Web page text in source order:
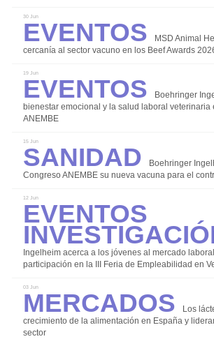
Instalaciones y Equipos
Investigación
Manejo y Bienestar Animal
Nutrición y Alimentación
Reproducción y Genética
Sanidad
Eventos
Legislación
Mercados
30 Jun
Eventos
MSD Animal
cercanía al sector vacuno en los Beef Awards
19 Jun
Eventos
Boehringer
bienestar emocional y la salud laboral veterinaria
ANEMBE
15 Jun
Sanidad
Boehringer
Congreso ANEMBE su nueva vacuna para el
12 Jun
Eventos
Ingelheim acerca a los jóvenes al mercado
participación en la III Feria de Empleabilidad en
03 Jun
Mercados
Los
crecimiento de la alimentación en España y
sector